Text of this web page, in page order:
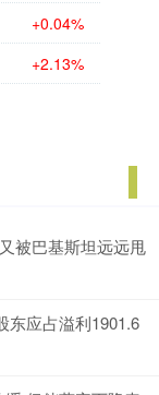
+0.04%
+2.13%
被巴基斯坦远远甩
东应占溢利1901.6